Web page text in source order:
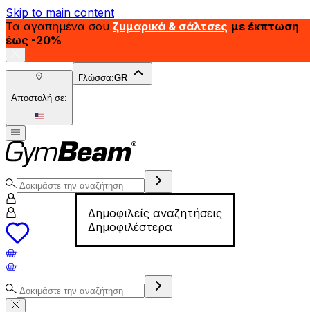
Skip to main content
Τα αγαπημένα σου ζυμαρικά & σάλτσες με έκπτωση
έως -20%
Αποστολή σε:
Γλώσσα:GR
Δημοφιλείς αναζητήσεις
Δημοφιλέστερα